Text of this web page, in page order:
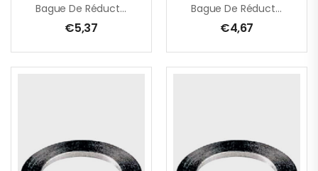
Bague De Réduction – 25,4 -> 15,0 Mm X 1,8 Mm
€5,37
Bague De Réduction – 25,4 -> 16,0 Mm X 1,6 Mm
€4,67